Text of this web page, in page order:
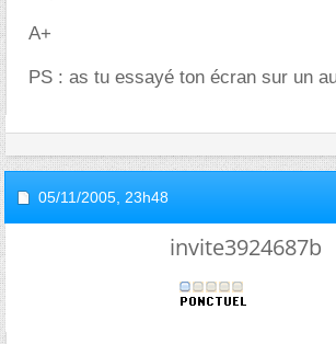
A+
PS : as tu essayé ton écran sur un
05/11/2005, 23h48
invite3924687b